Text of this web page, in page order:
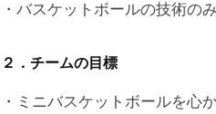
・バスケットボールの技術の
２．チームの目標
・ミニバスケットボールを心